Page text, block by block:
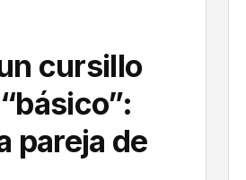
cursillo
pareja de